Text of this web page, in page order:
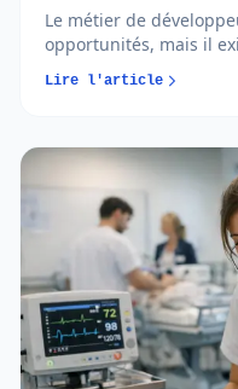
Le métier de
opportunités, mais il
vaut comprendre les
Lire l'article